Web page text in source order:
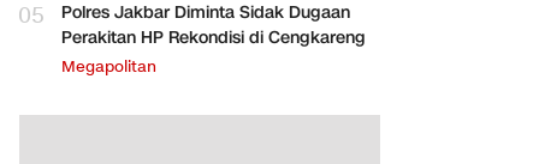
05
Polres Jakbar Diminta Sidak Dugaan
Perakitan HP Rekondisi di Cengkareng
Megapolitan